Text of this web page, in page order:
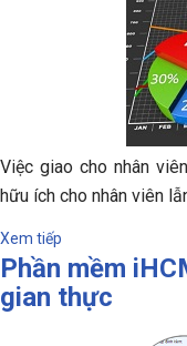
Việc giao cho nhân
hữu ích cho nhân viên
Xem tiếp
Phần mềm
gian thực